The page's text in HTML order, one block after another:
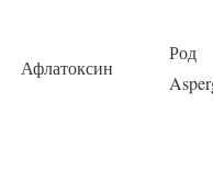
Афлатоксин
Род